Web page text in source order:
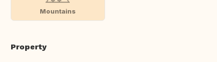
Mountains
Property